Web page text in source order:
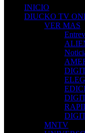
INICIO
DIUCKO TV
VER MAS
MNTV